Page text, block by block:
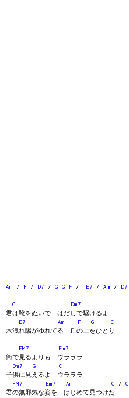
Am / F / D7 / G G F / E7 / Am / D7
C
Dm7
君は靴をぬいで はだしで駆けるよ
E7
Am F G C !
木洩れ陽がゆれてる 丘の上をひとり
FM7
Em7
街で見るよりも ウラララ
Dm7
G
C
子供に見えるよ ウラララ
FM7
Em7 Am G / G
君の無邪気な姿を はじめて見つけた